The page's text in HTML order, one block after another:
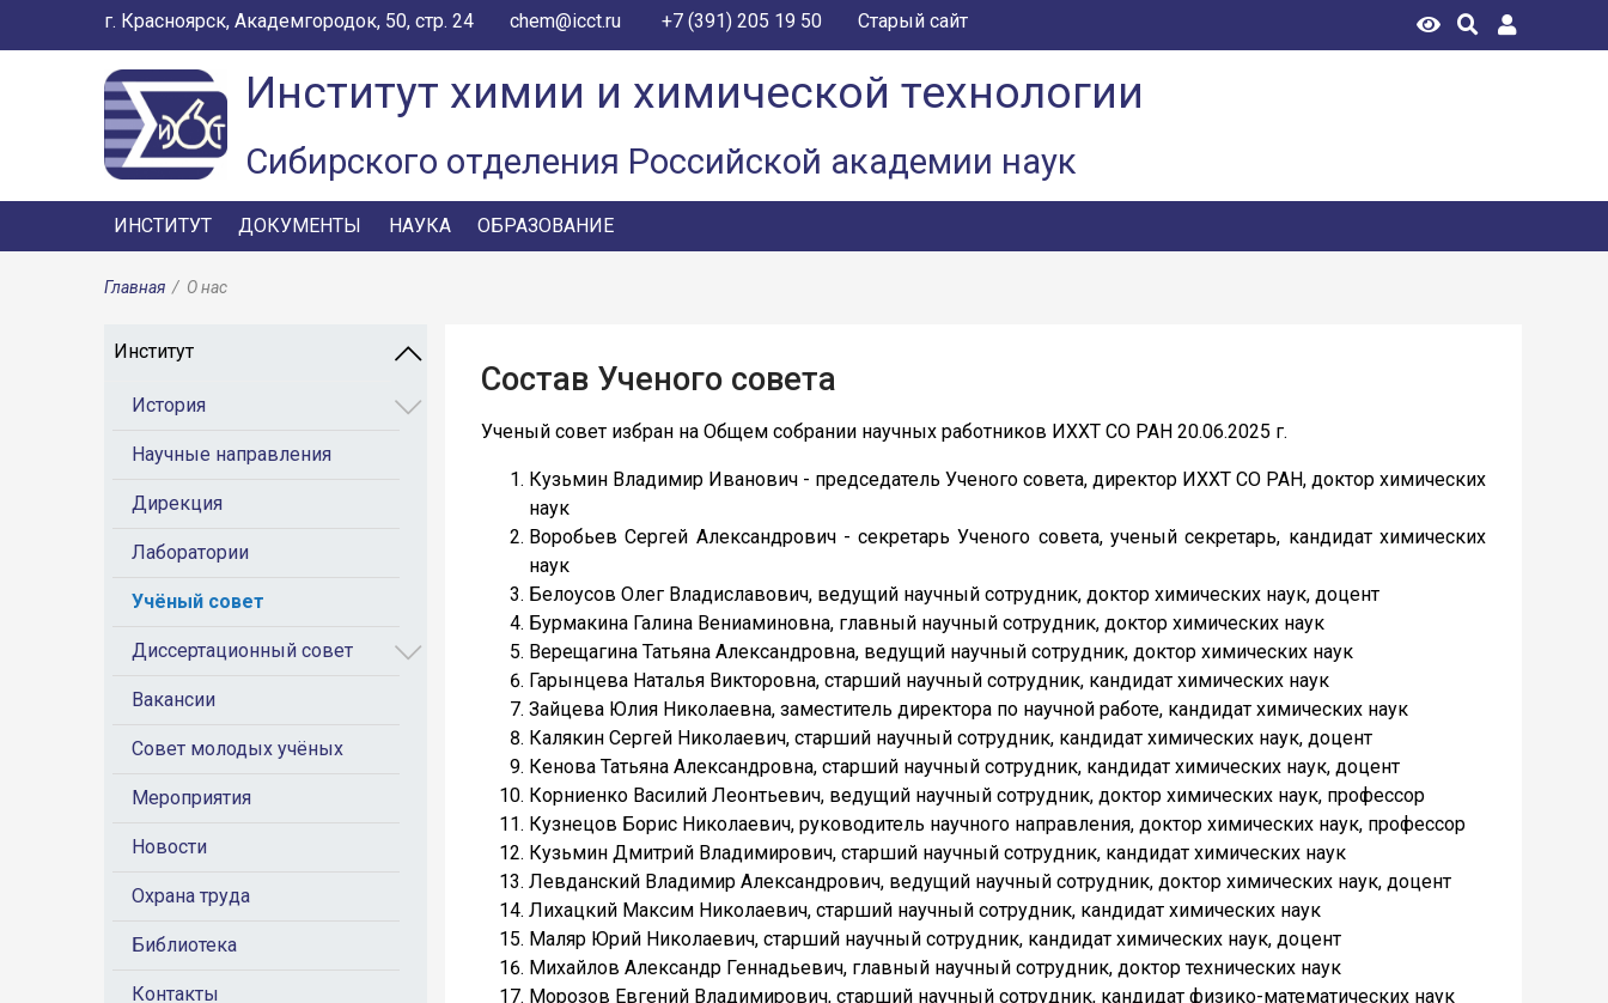
г. Красноярск, Академгородок, 50, стр. 24 chem@icct.ru +7 (391) 205 19 50 Старый сайт
Институт химии и химической технологии
Сибирского отделения Российской академии наук
ИНСТИТУТ ДОКУМЕНТЫ НАУКА ОБРАЗОВАНИЕ
Главная / О нас
Институт
История
Научные направления
Дирекция
Лаборатории
Учёный совет
Диссертационный совет
Вакансии
Совет молодых учёных
Мероприятия
Новости
Охрана труда
Библиотека
Контакты
Состав Ученого совета
Ученый совет избран на Общем собрании научных работников ИХХТ СО РАН 20.06.2025 г.
Кузьмин Владимир Иванович - председатель Ученого совета, директор ИХХТ СО РАН, доктор химических
наук
Воробьев Сергей Александрович - секретарь Ученого совета, ученый секретарь, кандидат химических
наук
Белоусов Олег Владиславович, ведущий научный сотрудник, доктор химических наук, доцент
Бурмакина Галина Вениаминовна, главный научный сотрудник, доктор химических наук
Верещагина Татьяна Александровна, ведущий научный сотрудник, доктор химических наук
Гарынцева Наталья Викторовна, старший научный сотрудник, кандидат химических наук
Зайцева Юлия Николаевна, заместитель директора по научной работе, кандидат химических наук
Калякин Сергей Николаевич, старший научный сотрудник, кандидат химических наук, доцент
Кенова Татьяна Александровна, старший научный сотрудник, кандидат химических наук, доцент
Корниенко Василий Леонтьевич, ведущий научный сотрудник, доктор химических наук, профессор
Кузнецов Борис Николаевич, руководитель научного направления, доктор химических наук, профессор
Кузьмин Дмитрий Владимирович, старший научный сотрудник, кандидат химических наук
Левданский Владимир Александрович, ведущий научный сотрудник, доктор химических наук, доцент
Лихацкий Максим Николаевич, старший научный сотрудник, кандидат химических наук
Маляр Юрий Николаевич, старший научный сотрудник, кандидат химических наук, доцент
Михайлов Александр Геннадьевич, главный научный сотрудник, доктор технических наук
Морозов Евгений Владимирович, старший научный сотрудник, кандидат физико-математических наук